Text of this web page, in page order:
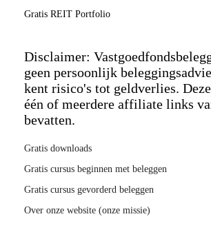
Gratis REIT Portfolio
Disclaimer:
geen persoonlijk
kent risico's tot geldverlies.
één of meerdere affiliate links
bevatten.
Gratis downloads
Gratis cursus beginnen met beleggen
Gratis cursus gevorderd beleggen
Over onze website (onze missie)